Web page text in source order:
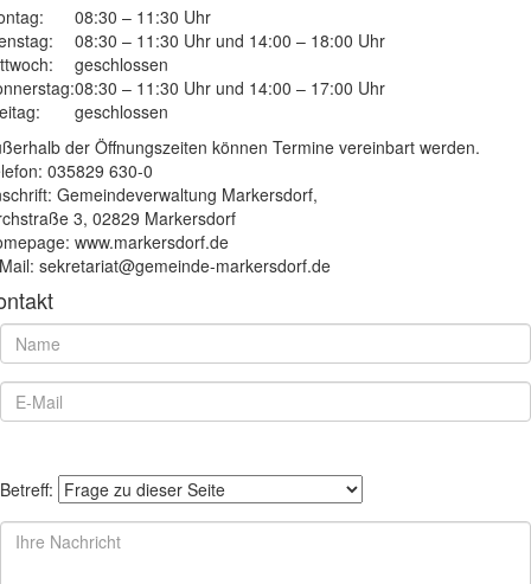
08:30 – 11:30 Uhr
08:30 – 11:30 Uhr und 14:00 – 18:00 Uhr
geschlossen
08:30 – 11:30 Uhr und 14:00 – 17:00 Uhr
geschlossen
der Öffnungszeiten können Termine vereinbart werden.
035829 630-0
Gemeindeverwaltung Markersdorf,
3, 02829 Markersdorf
www.markersdorf.de
sekretariat@gemeinde-markersdorf.de
Betreff: